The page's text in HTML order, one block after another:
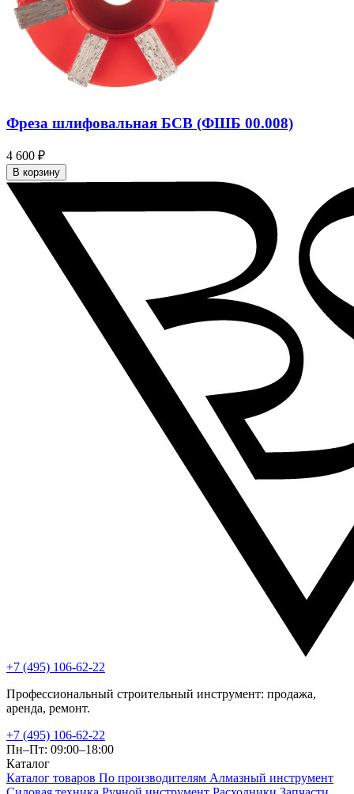
Фреза шлифовальная БСВ (ФШБ 00.008)
4 600 ₽
В корзину
+7 (495) 106-62-22
Профессиональный строительный инструмент: продажа,
аренда, ремонт.
+7 (495) 106-62-22
Пн–Пт: 09:00–18:00
Каталог
Каталог товаров По производителям Алмазный инструмент